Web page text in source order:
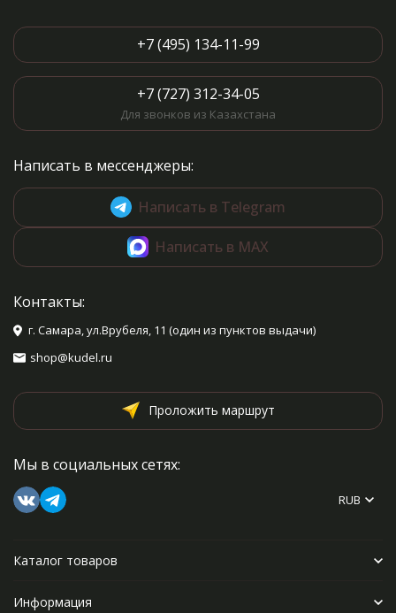
+7 (495) 134-11-99
+7 (727) 312-34-05
Для звонков из Казахстана
Написать в мессенджеры:
Написать в Telegram
Написать в MAX
Контакты:
г. Самара, ул.Врубеля, 11 (один из пунктов выдачи)
shop@kudel.ru
Проложить маршрут
Мы в социальных сетях:
RUB
Каталог товаров
Информация